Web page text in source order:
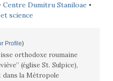
Centre Dumitru Staniloae •
science
Profile)
orthodoxe roumaine
(église St. Sulpice),
dans la Métropole